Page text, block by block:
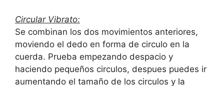
Circular Vibrato:
Se combinan los dos movimientos anteriores,
moviendo el dedo en forma de circulo en la
cuerda. Prueba empezando despacio y
haciendo pequeños circulos, despues puedes ir
aumentando el tamaño de los circulos y la